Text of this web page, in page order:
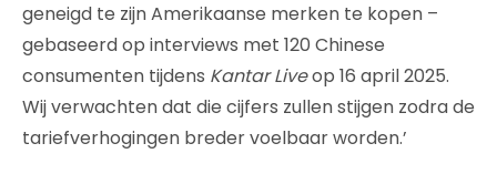
geneigd te zijn Amerikaanse merken te kopen –
gebaseerd op interviews met 120 Chinese
consumenten tijdens Kantar Liveop 16 april 2025.
Wij verwachten dat die cijfers zullen stijgen zodra de
tariefverhogingen breder voelbaar worden.’